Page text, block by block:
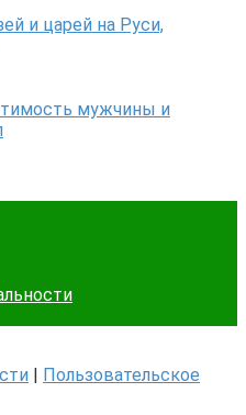
и царей на Руси,
мужчины и
| Пользовательское